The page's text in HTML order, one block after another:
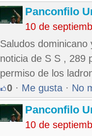
Panconfilo
10 de
Saludos
noticia de S S , 289
permiso de los
0 · Me gusta · No
Panconfilo
10 de